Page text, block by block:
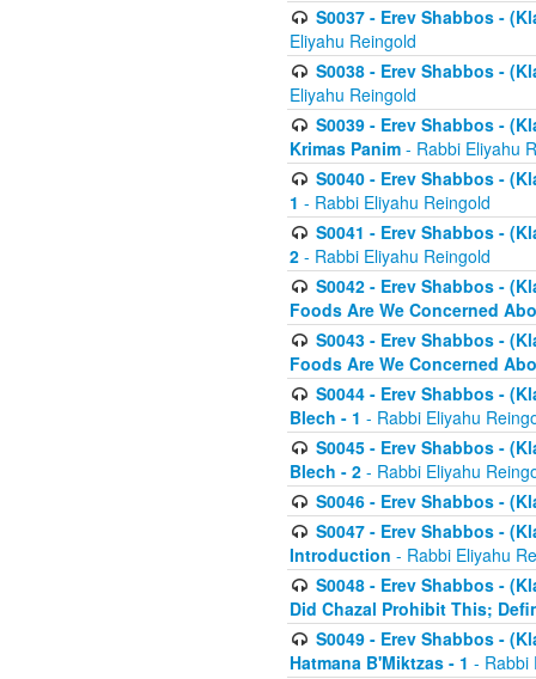
S0037 - Erev Shabbos -
Eliyahu Reingold
S0038 - Erev Shabbos -
Eliyahu Reingold
S0039 - Erev Shabbos -
Krimas Panim - Rabbi Eliyahu
S0040 - Erev Shabbos -
1 - Rabbi Eliyahu Reingold
S0041 - Erev Shabbos -
2 - Rabbi Eliyahu Reingold
S0042 - Erev Shabbos -
Foods Are We Concerned
S0043 - Erev Shabbos -
Foods Are We Concerned
S0044 - Erev Shabbos -
Blech - 1 - Rabbi Eliyahu
S0045 - Erev Shabbos -
Blech - 2 - Rabbi Eliyahu
S0046 - Erev Shabbos -
S0047 - Erev Shabbos -
Introduction - Rabbi Eliyahu
S0048 - Erev Shabbos -
Did Chazal Prohibit This;
S0049 - Erev Shabbos -
Hatmana B'Miktzas - 1 - Rabbi